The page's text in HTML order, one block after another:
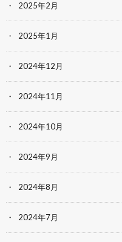
2025年2月
2025年1月
2024年12月
2024年11月
2024年10月
2024年9月
2024年8月
2024年7月